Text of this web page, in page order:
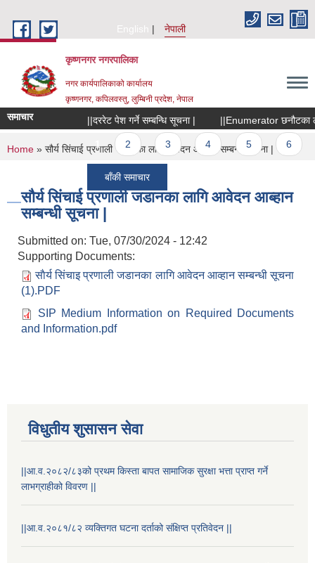
English
नेपाली
कृष्णनगर नगरपालिका
नगर कार्यपालिकाको कार्यालय
कृष्णनगर, कपिलवस्तु, लुम्बिनी प्रदेश, नेपाल
समाचार ||दररेट पेश गर्ने सम्बन्धि सूचना | ||Enumerator छनौटका लागि
Pages
1 2 3 4 5 6
बाँकी समाचार
You are here
Home » सौर्य सिंचाई प्रणाली जडानका लागि आवेदन आब्हान सम्बन्धी सूचना |
सौर्य सिंचाई प्रणाली जडानका लागि आवेदन आब्हान
सम्बन्धी सूचना |
Submitted on: Tue, 07/30/2024 - 12:42
Supporting Documents:
साैर्य सिंचाइ प्रणाली जडानका लागि आवेदन आव्हान सम्बन्धी सूचना
(1).PDF
SIP Medium Information on Required Documents
and Information.pdf
विधुतीय शुसासन सेवा
||आ.व.२०८२/८३को प्रथम किस्ता बापत सामाजिक सुरक्षा भत्ता प्राप्त गर्ने
लाभग्राहीको विवरण ||
||आ.व.२०८१/८२ व्यक्तिगत घटना दर्ताको संक्षिप्त प्रतिवेदन ||